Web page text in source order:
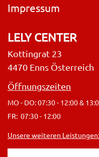
Impressum
LELY CENTER
Kottingrat 23
4470 Enns Österreich
Öffnungszeiten
MO - DO: 07:30 - 12:00 &
FR: 07:30 - 12:00
Unsere weiteren Leistungen: